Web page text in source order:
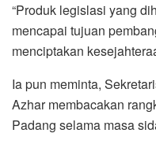
“Produk legislasi yang
mencapai tujuan
menciptakan
Ia pun meminta,
Azhar membacakan
Padang selama masa